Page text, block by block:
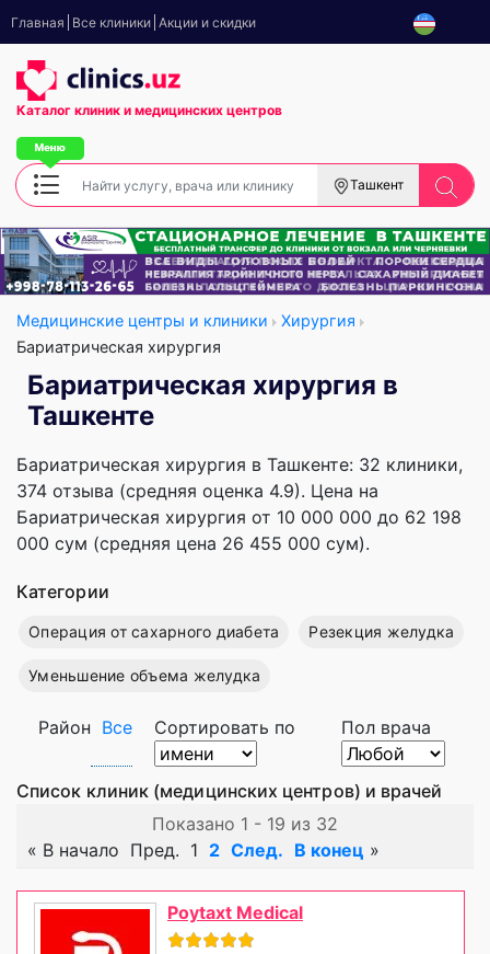
Главная Все клиники Акции и скидки
Каталог клиник и медицинских центров
Ташкент
Медицинские центры и клиники
Хирургия
Бариатрическая хирургия
Бариатрическая хирургия в
Ташкенте
Бариатрическая хирургия в Ташкенте: 32 клиники,
374 отзыва (средняя оценка 4.9). Цена на
Бариатрическая хирургия от 10 000 000 до 62 198
000 сум (средняя цена 26 455 000 сум).
Категории
Операция от сахарного диабета Резекция желудка
Уменьшение объема желудка
Район Все Сортировать по Пол врача
Список клиник (медицинских центров) и врачей
Показано 1 - 19 из 32
« В начало Пред. 1 2 След. В конец »
Poytaxt Medical